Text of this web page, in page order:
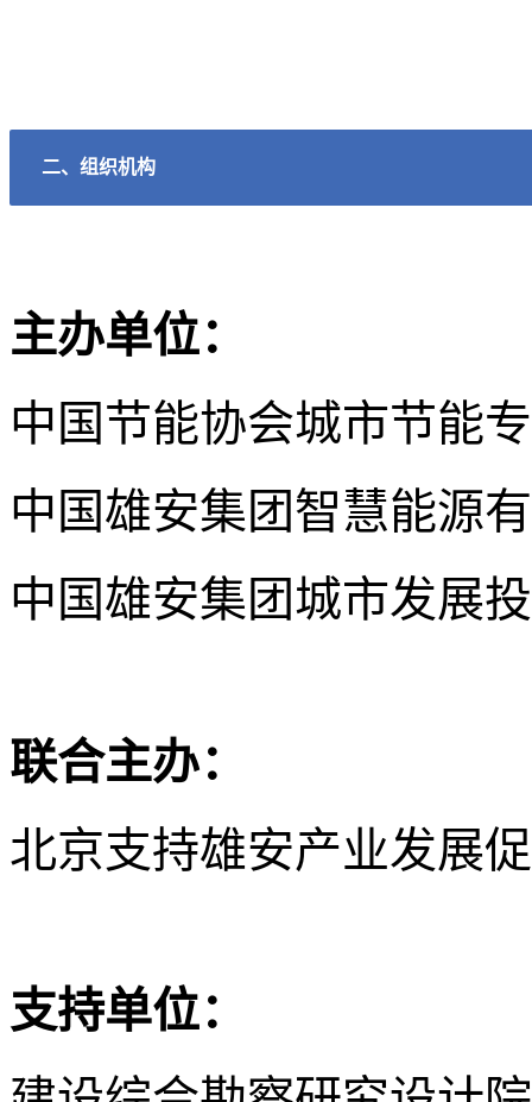
二、组织机构
主办单位：
中国节能协会城市节能
中国雄安集团智慧能源
中国雄安集团城市发展
联合主办：
北京支持雄安产业发展
支持单位：